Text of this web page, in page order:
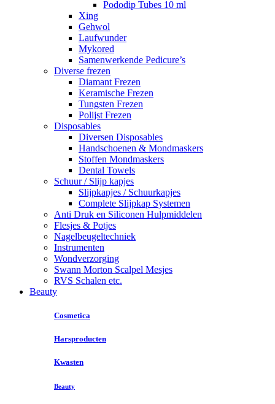
Pododip Tubes 10 ml
Xing
Gehwol
Laufwunder
Mykored
Samenwerkende Pedicure’s
Diverse frezen
Diamant Frezen
Keramische Frezen
Tungsten Frezen
Polijst Frezen
Disposables
Diversen Disposables
Handschoenen & Mondmaskers
Stoffen Mondmaskers
Dental Towels
Schuur / Slijp kapjes
Slijpkapjes / Schuurkapjes
Complete Slijpkap Systemen
Anti Druk en Siliconen Hulpmiddelen
Flesjes & Potjes
Nagelbeugeltechniek
Instrumenten
Wondverzorging
Swann Morton Scalpel Mesjes
RVS Schalen etc.
Beauty
Cosmetica
Harsproducten
Kwasten
Beauty